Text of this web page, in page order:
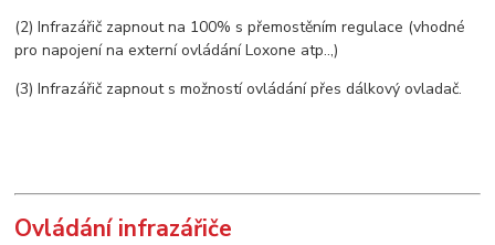
(2) Infrazářič zapnout na 100% s přemostěním regulace (vhodné
pro napojení na externí ovládání Loxone atp..,)
(3) Infrazářič zapnout s možností ovládání přes dálkový ovladač.
Ovládání infrazářiče